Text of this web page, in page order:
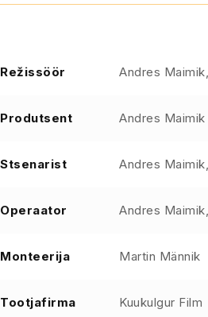
Režissöör Andres
Produtsent Andres Maimik
Stsenarist Andres
Operaator Andres
Monteerija Martin Männik
Tootjafirma Kuukulgur Film